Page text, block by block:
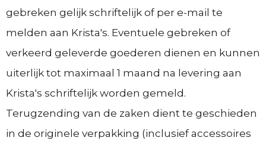
gebreken gelijk schriftelijk of per e-mail te
melden aan Krista's. Eventuele gebreken of
verkeerd geleverde goederen dienen en kunnen
uiterlijk tot maximaal 1 maand na levering aan
Krista's schriftelijk worden gemeld.
Terugzending van de zaken dient te geschieden
in de originele verpakking (inclusief accessoires